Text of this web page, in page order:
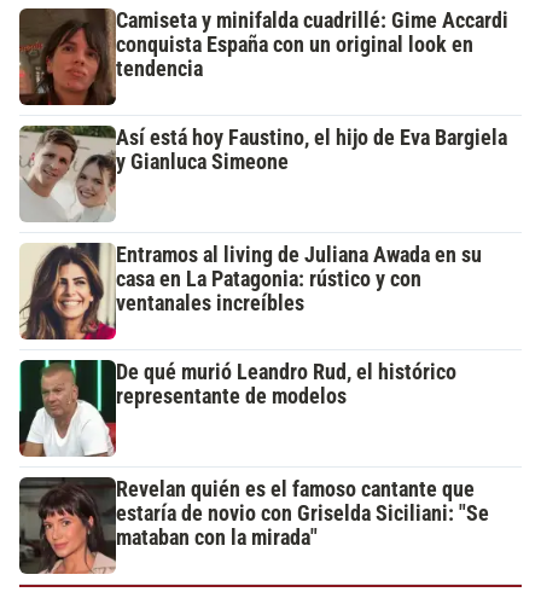
Camiseta y minifalda cuadrillé: Gime Accardi
conquista España con un original look en
tendencia
Así está hoy Faustino, el hijo de Eva Bargiela
y Gianluca Simeone
Entramos al living de Juliana Awada en su
casa en La Patagonia: rústico y con
ventanales increíbles
De qué murió Leandro Rud, el histórico
representante de modelos
Revelan quién es el famoso cantante que
estaría de novio con Griselda Siciliani: "Se
mataban con la mirada"